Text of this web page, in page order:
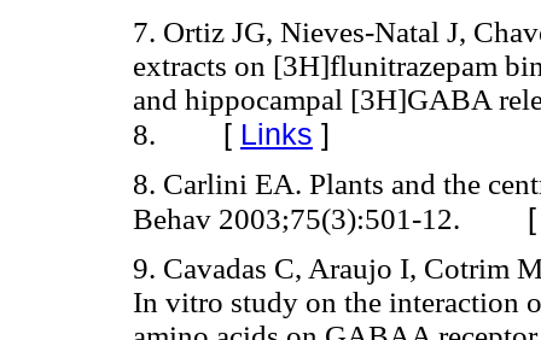
7. Ortiz JG, Nieves-Natal J,
extracts on [3H]flunitrazepam
and hippocampal [3H]GABA
8. [ Links ]
8. Carlini EA. Plants and the
Behav 2003;75(3):501-12.
9. Cavadas C, Araujo I, Cotrim
In vitro study on the interaction